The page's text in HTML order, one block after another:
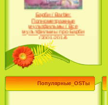
Барби / Barbie:
Полнометражные
мультфильмы / Все
мультфильмы про Барби
(2001-2014)
Популярные_OSTы